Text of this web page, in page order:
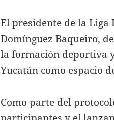
El presidente de la Liga
Domínguez Baqueiro,
la formación deportiva
Yucatán como espacio
Como parte del